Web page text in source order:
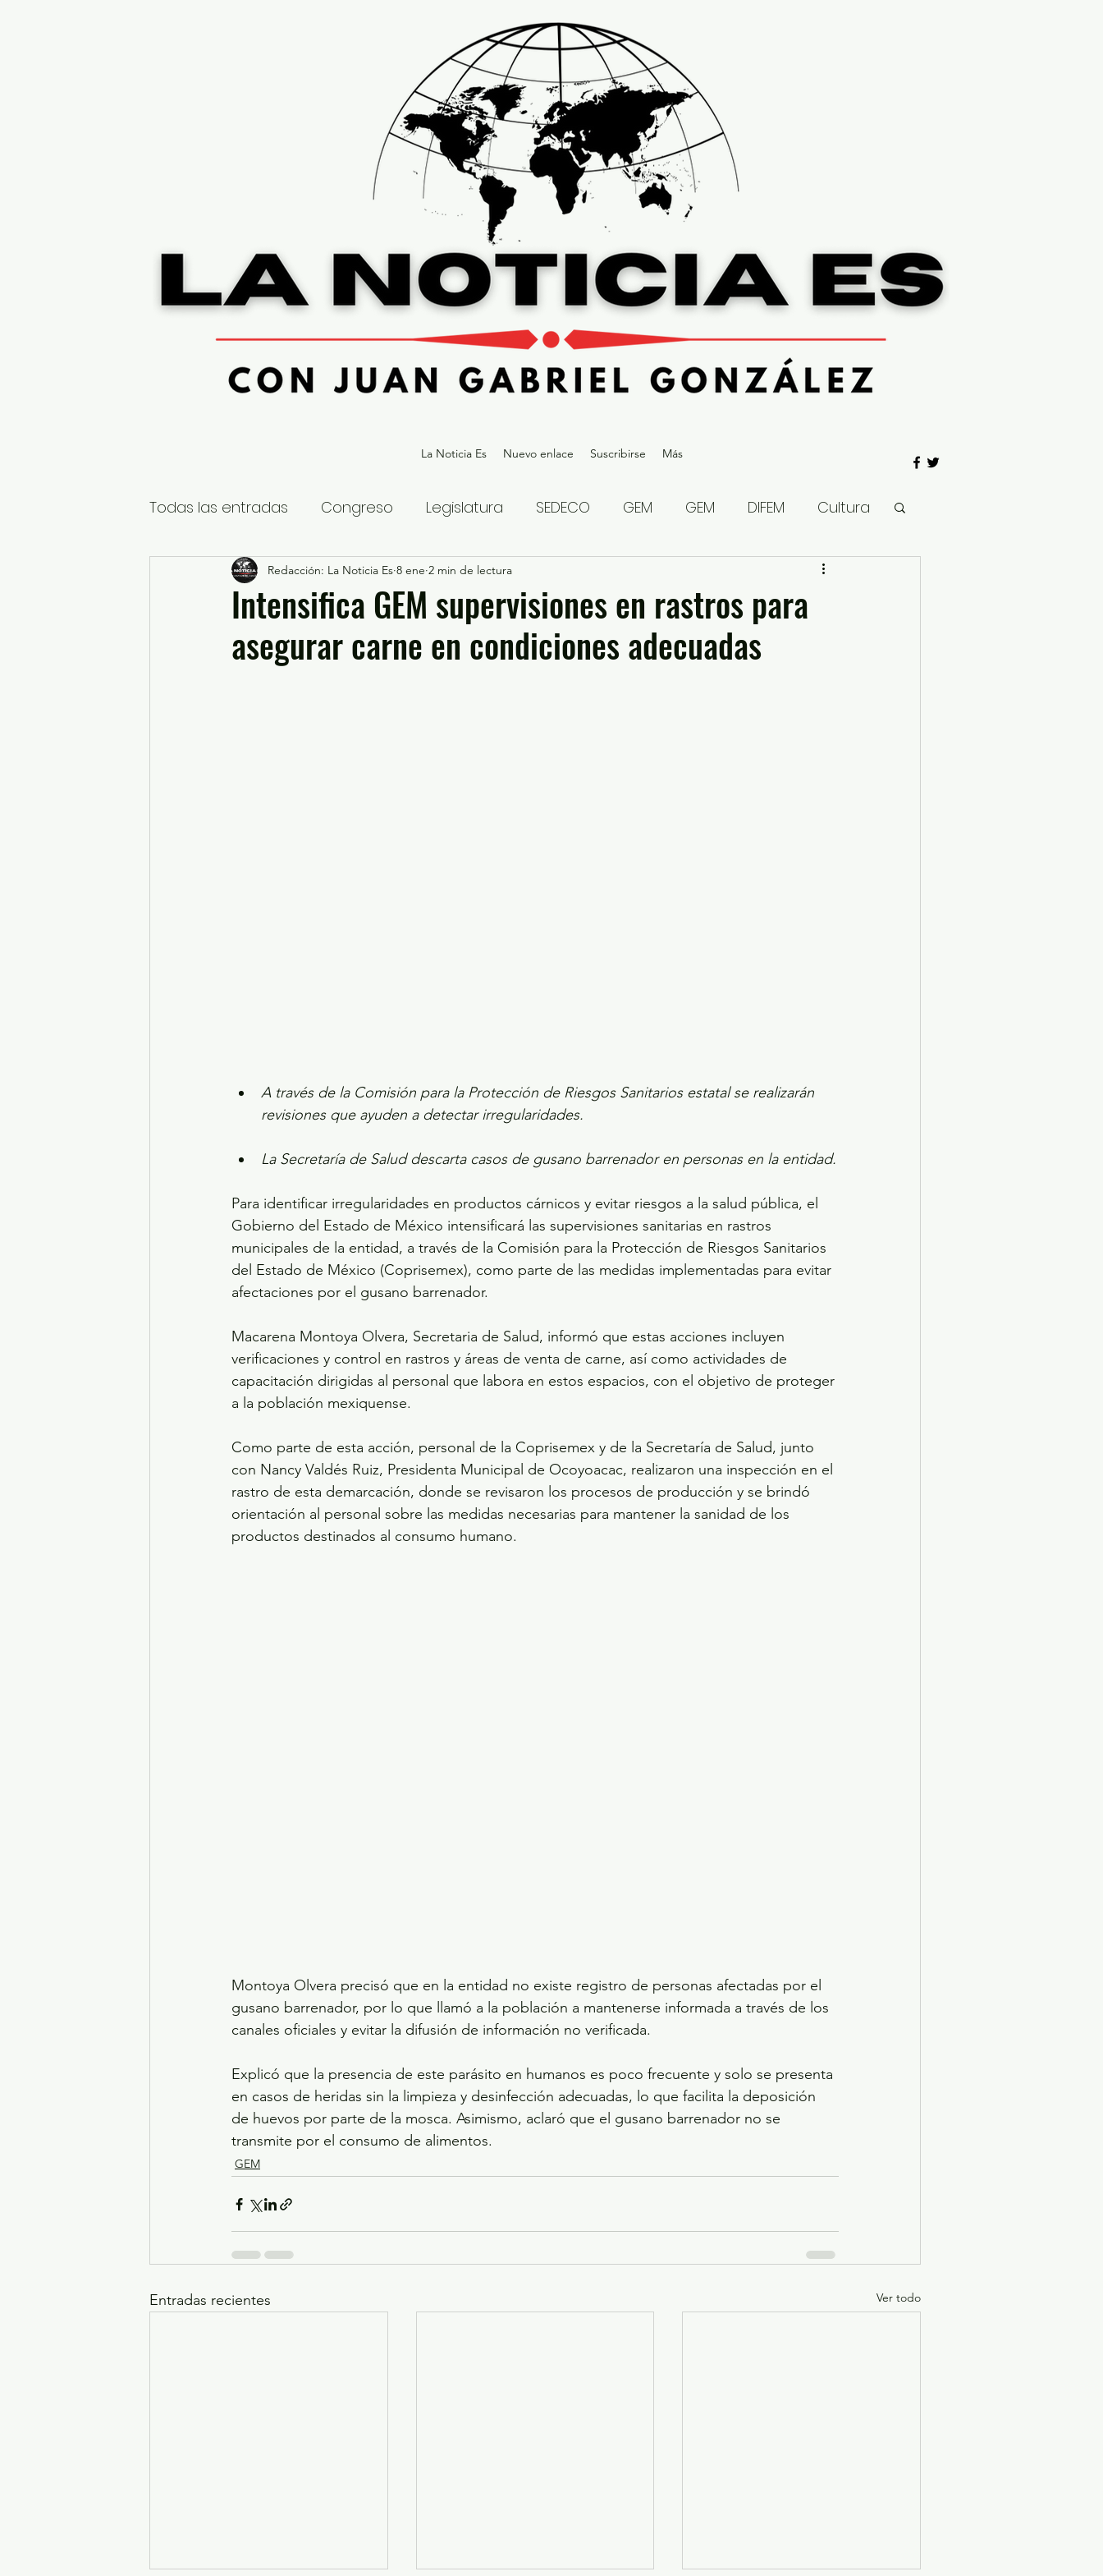
La Noticia Es Nuevo enlace Suscribirse Más
Todas las entradas Congreso Legislatura SEDECO GEM GEM DIFEM Cultura
Nacional Estatal Gubernatura Edoméx 2023
Educación y Cultura Seguridad y Justicia Denuncia Ciudadana
Intensifica GEM supervisiones en rastros para
asegurar carne en condiciones adecuadas
Redacción: La Noticia Es 8 ene 2 min de lectura
A través de la Comisión para la Protección de Riesgos Sanitarios estatal se realizarán
revisiones que ayuden a detectar irregularidades.
La Secretaría de Salud descarta casos de gusano barrenador en personas en la entidad.
Para identificar irregularidades en productos cárnicos y evitar riesgos a la salud pública, el
Gobierno del Estado de México intensificará las supervisiones sanitarias en rastros
municipales de la entidad, a través de la Comisión para la Protección de Riesgos Sanitarios
del Estado de México (Coprisemex), como parte de las medidas implementadas para evitar
afectaciones por el gusano barrenador.
Macarena Montoya Olvera, Secretaria de Salud, informó que estas acciones incluyen
verificaciones y control en rastros y áreas de venta de carne, así como actividades de
capacitación dirigidas al personal que labora en estos espacios, con el objetivo de proteger
a la población mexiquense.
Como parte de esta acción, personal de la Coprisemex y de la Secretaría de Salud, junto
con Nancy Valdés Ruiz, Presidenta Municipal de Ocoyoacac, realizaron una inspección en el
rastro de esta demarcación, donde se revisaron los procesos de producción y se brindó
orientación al personal sobre las medidas necesarias para mantener la sanidad de los
productos destinados al consumo humano.
Montoya Olvera precisó que en la entidad no existe registro de personas afectadas por el
gusano barrenador, por lo que llamó a la población a mantenerse informada a través de los
canales oficiales y evitar la difusión de información no verificada.
Explicó que la presencia de este parásito en humanos es poco frecuente y solo se presenta
en casos de heridas sin la limpieza y desinfección adecuadas, lo que facilita la deposición
de huevos por parte de la mosca. Asimismo, aclaró que el gusano barrenador no se
transmite por el consumo de alimentos.
GEM
Entradas recientes Ver todo